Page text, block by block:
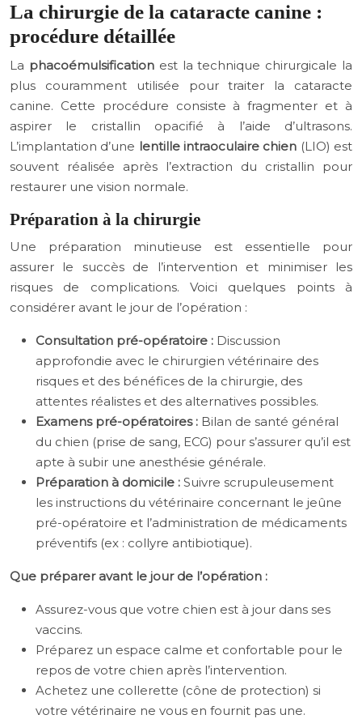
La chirurgie de la cataracte canine :
procédure détaillée
La phacoémulsification est la technique chirurgicale la
plus couramment utilisée pour traiter la cataracte
canine. Cette procédure consiste à fragmenter et à
aspirer le cristallin opacifié à l’aide d’ultrasons.
L’implantation d’une lentille intraoculaire chien (LIO) est
souvent réalisée après l’extraction du cristallin pour
restaurer une vision normale.
Préparation à la chirurgie
Une préparation minutieuse est essentielle pour
assurer le succès de l’intervention et minimiser les
risques de complications. Voici quelques points à
considérer avant le jour de l’opération :
Consultation pré-opératoire : Discussion
approfondie avec le chirurgien vétérinaire des
risques et des bénéfices de la chirurgie, des
attentes réalistes et des alternatives possibles.
Examens pré-opératoires : Bilan de santé général
du chien (prise de sang, ECG) pour s’assurer qu’il est
apte à subir une anesthésie générale.
Préparation à domicile : Suivre scrupuleusement
les instructions du vétérinaire concernant le jeûne
pré-opératoire et l’administration de médicaments
préventifs (ex : collyre antibiotique).
Que préparer avant le jour de l’opération :
Assurez-vous que votre chien est à jour dans ses
vaccins.
Préparez un espace calme et confortable pour le
repos de votre chien après l’intervention.
Achetez une collerette (cône de protection) si
votre vétérinaire ne vous en fournit pas une.